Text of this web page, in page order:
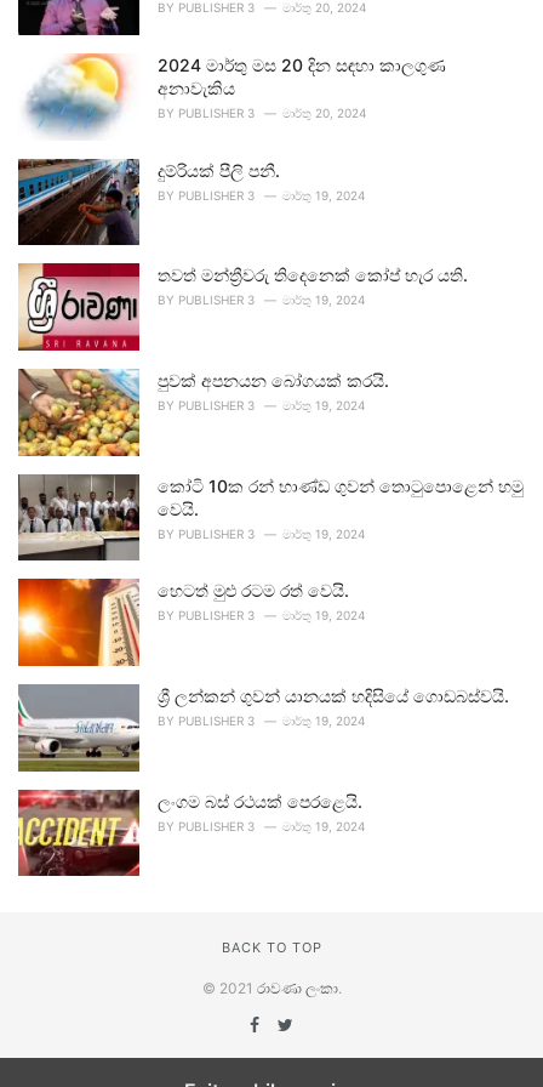
BY PUBLISHER 3 මාර්තු 20, 2024
2024 මාර්තු මස 20 දින සඳහා කාලගුණ
අනාවැකිය
BY PUBLISHER 3 මාර්තු 20, 2024
දුම්රියක් පීලි පනී.
BY PUBLISHER 3 මාර්තු 19, 2024
තවත් මන්ත්‍රීවරු තිදෙනෙක් කෝප් හැර යති.
BY PUBLISHER 3 මාර්තු 19, 2024
පුවක් අපනයන බෝගයක් කරයි.
BY PUBLISHER 3 මාර්තු 19, 2024
කෝටි 10ක රන් භාණ්ඩ ගුවන් තොටුපොළෙන් හමු
වෙයි.
BY PUBLISHER 3 මාර්තු 19, 2024
හෙටත් මුළු රටම රත් වෙයි.
BY PUBLISHER 3 මාර්තු 19, 2024
ශ්‍රී ලන්කන් ගුවන් යානයක් හදිසියේ ගොඩබස්වයි.
BY PUBLISHER 3 මාර්තු 19, 2024
ලංගම බස් රථයක් පෙරළෙයි.
BY PUBLISHER 3 මාර්තු 19, 2024
BACK TO TOP
© 2021 රාවණා ලංකා.